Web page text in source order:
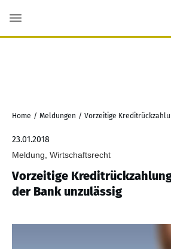
Home / Meldungen /
23.01.2018
Meldung, Wirtschaftsrecht
Vorzeitige
der Bank unzulässig